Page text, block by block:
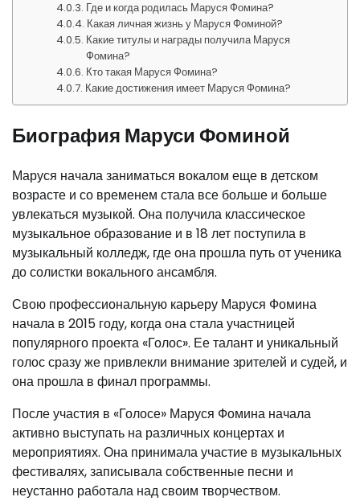
Где и когда родилась Маруся Фомина?
Какая личная жизнь у Маруся Фоминой?
Какие титулы и награды получила Маруся
Фомина?
Кто такая Маруся Фомина?
Какие достижения имеет Маруся Фомина?
Биография Маруси Фоминой
Маруся начала заниматься вокалом еще в детском
возрасте и со временем стала все больше и больше
увлекаться музыкой. Она получила классическое
музыкальное образование и в 18 лет поступила в
музыкальный колледж, где она прошла путь от ученика
до солистки вокального ансамбля.
Свою профессиональную карьеру Маруся Фомина
начала в 2015 году, когда она стала участницей
популярного проекта «Голос». Ее талант и уникальный
голос сразу же привлекли внимание зрителей и судей, и
она прошла в финал программы.
После участия в «Голосе» Маруся Фомина начала
активно выступать на различных концертах и
мероприятиях. Она принимала участие в музыкальных
фестивалях, записывала собственные песни и
неустанно работала над своим творчеством.